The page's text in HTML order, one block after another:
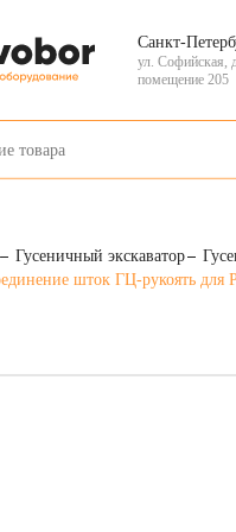
Санкт-
ул. Софийская,
помещение 205
Гусеничный экскаватор
шток ГЦ-рукоять для